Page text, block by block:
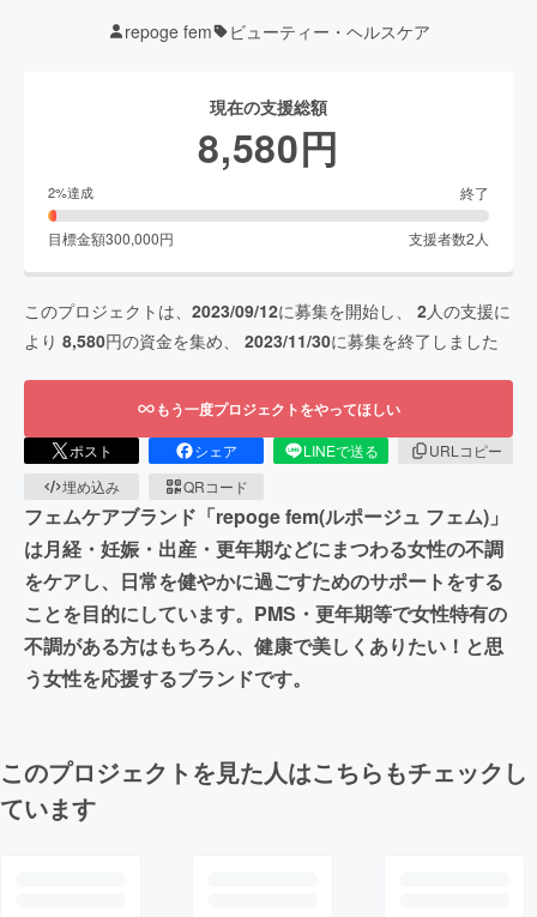
repoge fem ビューティー・ヘルスケア
現在の支援総額
8,580円
2%達成 終了
目標金額300,000円 支援者数2 人
このプロジェクトは、 2023/09/12に募集を開始し、 2人の支援に
より 8,580円の資金を集め、 2023/11/30に募集を終了しました
もう一度プロジェクトをやってほしい
ポスト シェア LINEで送る
URLコピー
埋め込み
QRコード
フェムケアブランド「repoge fem(ルポージュ フェム)」
は月経・妊娠・出産・更年期などにまつわる女性の不調
をケアし、日常を健やかに過ごすためのサポートをする
ことを目的にしています。PMS・更年期等で女性特有の
不調がある方はもちろん、健康で美しくありたい！と思
う女性を応援するブランドです。
このプロジェクトを見た人はこちらもチェックし
ています